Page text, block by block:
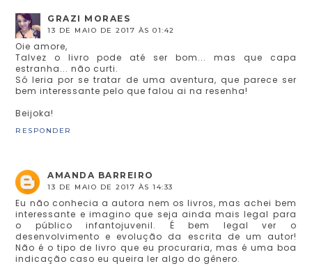
GRAZI MORAES
13 DE MAIO DE 2017 ÀS 01:42
Oie amore,
Talvez o livro pode até ser bom... mas que capa
estranha... não curti.
Só leria por se tratar de uma aventura, que parece ser
bem interessante pelo que falou ai na resenha!
Beijoka!
RESPONDER
AMANDA BARREIRO
13 DE MAIO DE 2017 ÀS 14:33
Eu não conhecia a autora nem os livros, mas achei bem
interessante e imagino que seja ainda mais legal para
o público infantojuvenil. É bem legal ver o
desenvolvimento e evolução da escrita de um autor!
Não é o tipo de livro que eu procuraria, mas é uma boa
indicação caso eu queira ler algo do gênero.